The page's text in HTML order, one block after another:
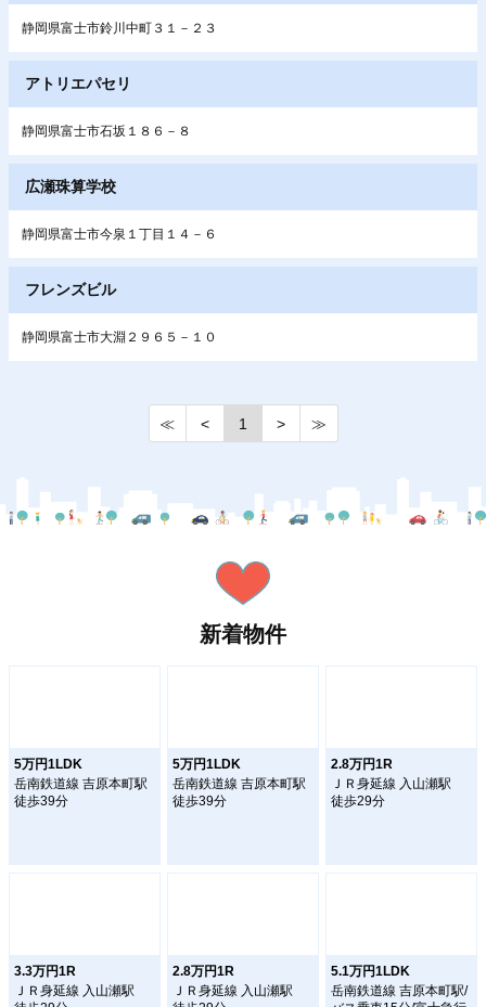
静岡県富士市鈴川中町３１－２３
アトリエパセリ
静岡県富士市石坂１８６－８
広瀬珠算学校
静岡県富士市今泉１丁目１４－６
フレンズビル
静岡県富士市大淵２９６５－１０
≪ < 1 > ≫
新着物件
5万円1LDK
岳南鉄道線 吉原本町駅
徒歩39分
5万円1LDK
岳南鉄道線 吉原本町駅
徒歩39分
2.8万円1R
ＪＲ身延線 入山瀬駅
徒歩29分
3.3万円1R
ＪＲ身延線 入山瀬駅
2.8万円1R
ＪＲ身延線 入山瀬駅
5.1万円1LDK
岳南鉄道線 吉原本町駅/